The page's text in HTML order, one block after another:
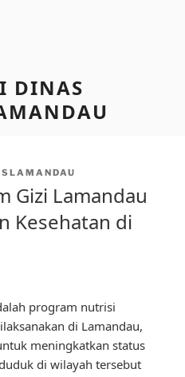
DINAS
Gizi Lamandau
Kesehatan di
program nutrisi
di Lamandau,
meningkatkan status
di wilayah tersebut